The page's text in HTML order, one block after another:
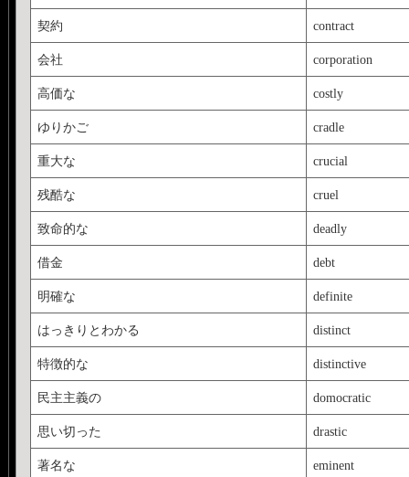
契約 contract
会社 corporation
高価な costly
ゆりかご cradle
重大な crucial
残酷な cruel
致命的な deadly
借金 debt
明確な definite
はっきりとわかる distinct
特徴的な distinctive
民主主義の domocratic
思い切った drastic
著名な eminent